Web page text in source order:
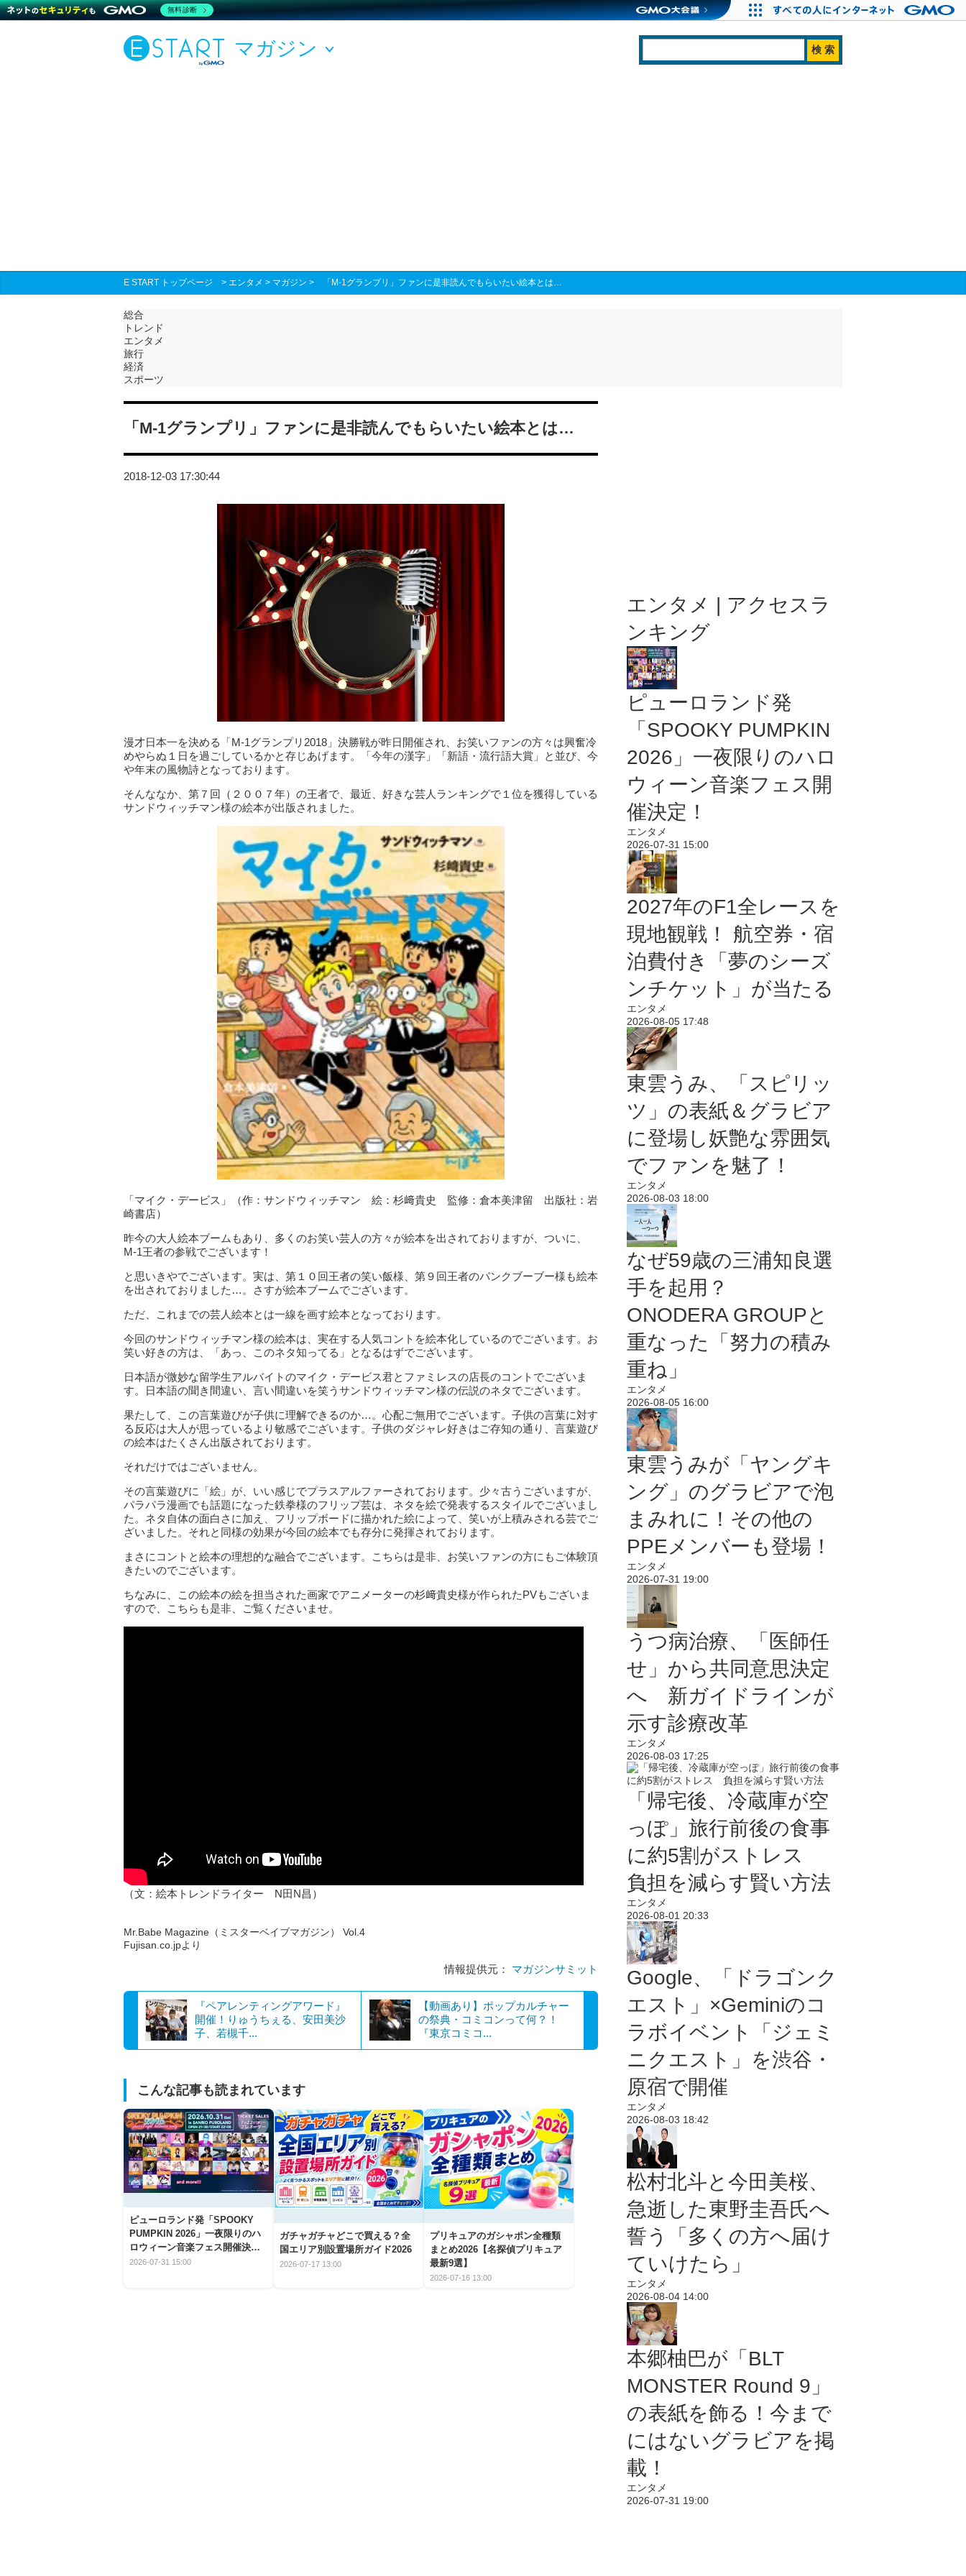
マガジン
E START トップページ > エンタメ > マガジン > 「M-1グランプリ」ファンに是非読んでもらいたい絵本とは…
総合
トレンド
エンタメ
旅行
経済
スポーツ
「M-1グランプリ」ファンに是非読んでもらいたい絵本とは…
2018-12-03 17:30:44
漫才日本一を決める「M-1グランプリ2018」決勝戦が昨日開催され、お笑いファンの方々は興奮冷
めやらぬ１日を過ごしているかと存じあげます。「今年の漢字」「新語・流行語大賞」と並び、今
や年末の風物詩となっております。
そんななか、第７回（２００７年）の王者で、最近、好きな芸人ランキングで１位を獲得している
サンドウィッチマン様の絵本が出版されました。
「マイク・デービス」（作：サンドウィッチマン 絵：杉﨑貴史 監修：倉本美津留 出版社：岩
崎書店）
昨今の大人絵本ブームもあり、多くのお笑い芸人の方々が絵本を出されておりますが、ついに、
M-1王者の参戦でございます！
と思いきやでございます。実は、第１０回王者の笑い飯様、第９回王者のパンクブーブー様も絵本
を出されておりました…。さすが絵本ブームでございます。
ただ、これまでの芸人絵本とは一線を画す絵本となっております。
今回のサンドウィッチマン様の絵本は、実在する人気コントを絵本化しているのでございます。お
笑い好きの方は、「あっ、このネタ知ってる」となるはずでございます。
日本語が微妙な留学生アルバイトのマイク・デービス君とファミレスの店長のコントでございま
す。日本語の聞き間違い、言い間違いを笑うサンドウィッチマン様の伝説のネタでございます。
果たして、この言葉遊びが子供に理解できるのか…。心配ご無用でございます。子供の言葉に対す
る反応は大人が思っているより敏感でございます。子供のダジャレ好きはご存知の通り、言葉遊び
の絵本はたくさん出版されております。
それだけではございません。
その言葉遊びに「絵」が、いい感じでプラスアルファーされております。少々古うございますが、
パラパラ漫画でも話題になった鉄拳様のフリップ芸は、ネタを絵で発表するスタイルでございまし
た。ネタ自体の面白さに加え、フリップボードに描かれた絵によって、笑いが上積みされる芸でご
ざいました。それと同様の効果が今回の絵本でも存分に発揮されております。
まさにコントと絵本の理想的な融合でございます。こちらは是非、お笑いファンの方にもご体験頂
きたいのでございます。
ちなみに、この絵本の絵を担当された画家でアニメーターの杉﨑貴史様が作られたPVもございま
すので、こちらも是非、ご覧くださいませ。
（文：絵本トレンドライター N田N昌）
Mr.Babe Magazine（ミスターベイブマガジン） Vol.4
Fujisan.co.jpより
情報提供元： マガジンサミット
『ペアレンティングアワード』
開催！りゅうちぇる、安田美沙
子、若槻千...
【動画あり】ポップカルチャー
の祭典・コミコンって何？！
『東京コミコ...
こんな記事も読まれています
ピューロランド発「SPOOKY
PUMPKIN 2026」一夜限りのハ
ロウィーン音楽フェス開催決
定！
2026-07-31 15:00
ガチャガチャどこで買える？全
国エリア別設置場所ガイド2026
2026-07-17 13:00
プリキュアのガシャポン全種類
まとめ2026【名探偵プリキュア
最新9選】
2026-07-16 13:00
エンタメ | アクセスラ
ンキング
ピューロランド発
「SPOOKY PUMPKIN
2026」一夜限りのハロ
ウィーン音楽フェス開
催決定！
エンタメ
2026-07-31 15:00
2027年のF1全レースを
現地観戦！ 航空券・宿
泊費付き「夢のシーズ
ンチケット」が当たる
エンタメ
2026-08-05 17:48
東雲うみ、「スピリッ
ツ」の表紙＆グラビア
に登場し妖艶な雰囲気
でファンを魅了！
エンタメ
2026-08-03 18:00
なぜ59歳の三浦知良選
手を起用？
ONODERA GROUPと
重なった「努力の積み
重ね」
エンタメ
2026-08-05 16:00
東雲うみが「ヤングキ
ング」のグラビアで泡
まみれに！その他の
PPEメンバーも登場！
エンタメ
2026-07-31 19:00
うつ病治療、「医師任
せ」から共同意思決定
へ 新ガイドラインが
示す診療改革
エンタメ
2026-08-03 17:25
「帰宅後、冷蔵庫が空
っぽ」旅行前後の食事
に約5割がストレス
負担を減らす賢い方法
エンタメ
2026-08-01 20:33
Google、「ドラゴンク
エスト」×Geminiのコ
ラボイベント「ジェミ
ニクエスト」を渋谷・
原宿で開催
エンタメ
2026-08-03 18:42
松村北斗と今田美桜、
急逝した東野圭吾氏へ
誓う「多くの方へ届け
ていけたら」
エンタメ
2026-08-04 14:00
本郷柚巴が「BLT
MONSTER Round 9」
の表紙を飾る！今まで
にはないグラビアを掲
載！
エンタメ
2026-07-31 19:00
無料診断